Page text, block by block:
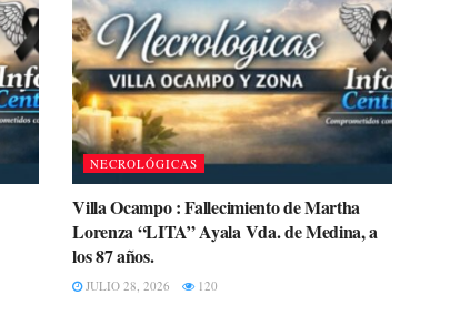
NECROLÓGICAS
Villa Ocampo : Fallecimiento de Martha
Lorenza “LITA” Ayala Vda. de Medina, a
los 87 años.
JULIO 28, 2026 120